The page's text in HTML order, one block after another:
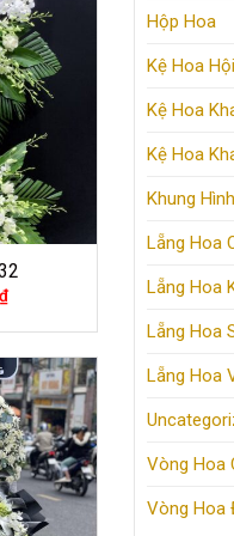
Hộp Hoa
Kệ Hoa
Kệ Hoa
Kệ Hoa
Khung
Lẵng Hoa
Lẵng Hoa
Lẵng Hoa
Lẵng Hoa
Vòng Hoa
Vòng Hoa
₫